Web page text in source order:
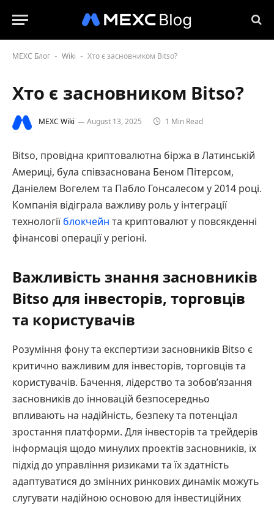
MEXC Блог - Wiki - Хто є засновником Bitso?
Хто є засновником Bitso?
MEXC Wiki August 13, 2025 1 Min Read
Bitso, провідна криптовалютна біржа в Латинській
Америці, була співзаснована Беном Пітерсом,
Даніелем Вогелем та Пабло Гонсалесом у 2014 році.
Компанія відіграла важливу роль у інтеграції
технологіїблокчейн та криптовалют у повсякденні
фінансові операції у регіоні.
Важливість знання засновників
Bitso для інвесторів, торговців
та користувачів
Розуміння фону та експертизи засновників Bitso є
критично важливим для інвесторів, торговців та
користувачів. Бачення, лідерство та зобов’язання
засновників до інновацій безпосередньо
впливають на надійність, безпеку та потенціал
зростання платформи. Для інвесторів та трейдерів
інформація щодо минулих проектів засновників, їх
підхід до управління ризиками та їх здатність
адаптуватися до змінних ринкових динамік можуть
слугувати надійною основою для інвестиційних